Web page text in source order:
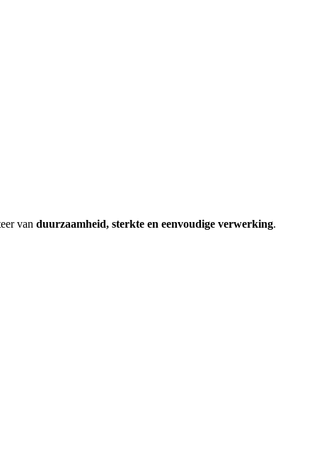
van duurzaamheid, sterkte en eenvoudige verwerking.